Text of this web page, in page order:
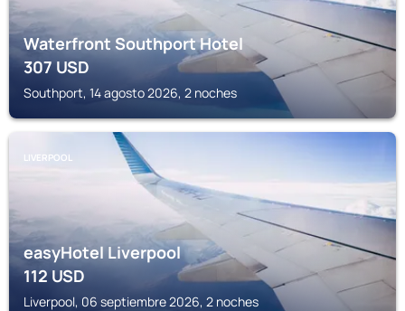
Waterfront Southport Hotel
307USD
Southport, 14 agosto 2026, 2 noches
LIVERPOOL
easyHotel Liverpool
112USD
Liverpool, 06 septiembre 2026, 2 noches